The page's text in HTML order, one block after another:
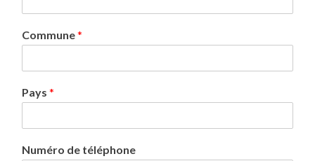
Commune*
Pays *
Numéro de téléphone